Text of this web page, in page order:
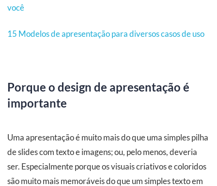
você
15 Modelos de apresentação para diversos casos de uso
Porque o design de apresentação é
importante
Uma apresentação é muito mais do que uma simples pilha
de slides com texto e imagens; ou, pelo menos, deveria
ser. Especialmente porque os visuais criativos e coloridos
são muito mais memoráveis do que um simples texto em